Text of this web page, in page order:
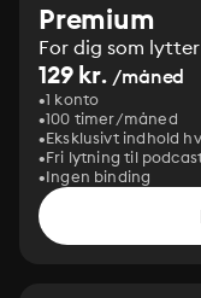
Premium
For dig som
129 kr. /måned
1 konto
100 timer/måned
Eksklusivt indhold
Fri lytning til
Ingen binding